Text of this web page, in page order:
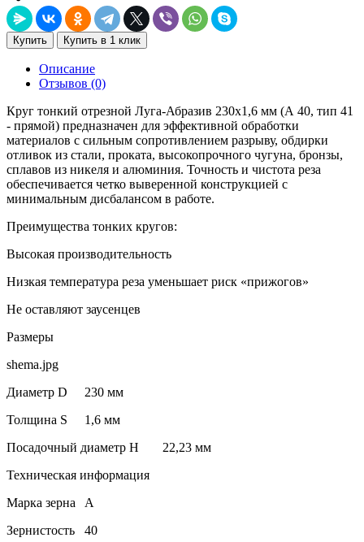
Купить Купить в 1 клик
Описание
Отзывов (0)
Круг тонкий отрезной Луга-Абразив 230х1,6 мм (А 40, тип 41
- прямой) предназначен для эффективной обработки
материалов с сильным сопротивлением разрыву, обдирки
отливок из стали, проката, высокопрочного чугуна, бронзы,
сплавов из никеля и алюминия. Точность и чистота реза
обеспечивается четко выверенной конструкцией с
минимальным дисбалансом в работе.
Преимущества тонких кругов:
Высокая производительность
Низкая температура реза уменьшает риск «прижогов»
Не оставляют заусенцев
Размеры
shema.jpg
Диаметр D
230 мм
Толщина S
1,6 мм
Посадочный диаметр H
22,23 мм
Техническая информация
Марка зерна
А
Зернистость
40